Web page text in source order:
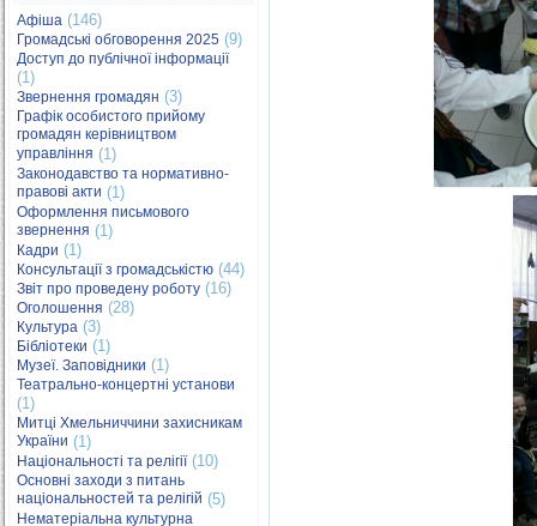
Афіша (146)
Громадські обговорення 2025 (9)
Доступ до публічної інформації
(1)
Звернення громадян (3)
Графік особистого прийому
громадян керівництвом
управління (1)
Законодавство та нормативно-
правові акти (1)
Оформлення письмового
звернення (1)
Кадри (1)
Консультації з громадськістю (44)
Звіт про проведену роботу (16)
Оголошення (28)
Культура (3)
Бібліотеки (1)
Музеї. Заповідники (1)
Театрально-концертні установи
(1)
Митці Хмельниччини захисникам
України (1)
Національності та релігії(10)
Основні заходи з питань
національностей та релігій (5)
Нематеріальна культурна